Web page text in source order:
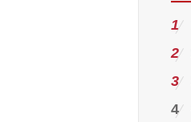
1
2
3
4